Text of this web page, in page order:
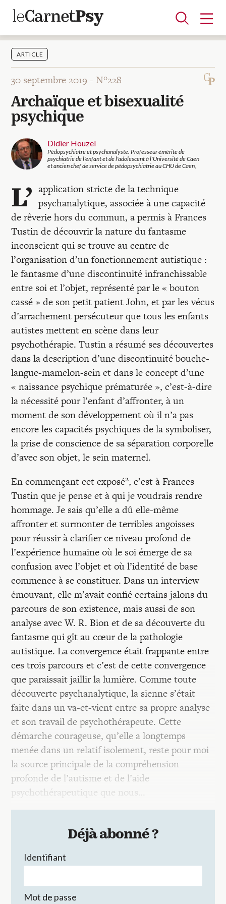
Articles
A la une
Adolescence
Dispositif
Enfance
Périnatalité
Psychanalyse
Psychopathologie
Soin
Dossiers
Auteurs
Blocs-notes
Recherches
Entretiens
Revues
Colloque
Mon panier
Mon compte
ARTICLE
30 septembre 2019 -N°228
Archaïque et bisexualité
psychique
Didier Houzel
Pédopsychiatre et psychanalyste. Professeur émérite de
psychiatrie de l'enfant et de l'adolescent à l'Université de Caen
et ancien chef de service de pédopsychiatrie au CHU de Caen,
L’ application stricte de la technique
psychanalytique, associée à une capacité
de rêverie hors du commun, a permis à Frances
Tustin de découvrir la nature du fantasme
inconscient qui se trouve au centre de
l’organisation d’un fonctionnement autistique :
le fantasme d’une discontinuité infranchissable
entre soi et l’objet, représenté par le « bouton
cassé » de son petit patient John, et par les vécus
d’arrachement persécuteur que tous les enfants
autistes mettent en scène dans leur
psychothérapie. Tustin a résumé ses découvertes
dans la description d’une discontinuité bouche-
langue-mamelon-sein et dans le concept d’une
« naissance psychique prématurée », c’est-à-dire
la nécessité pour l’enfant d’affronter, à un
moment de son développement où il n’a pas
encore les capacités psychiques de la symboliser,
la prise de conscience de sa séparation corporelle
d’avec son objet, le sein maternel.
En commençant cet exposé2, c’est à Frances
Tustin que je pense et à qui je voudrais rendre
hommage. Je sais qu’elle a dû elle-même
affronter et surmonter de terribles angoisses
pour réussir à clarifier ce niveau profond de
l’expérience humaine où le soi émerge de sa
confusion avec l’objet et où l’identité de base
commence à se constituer. Dans un interview
émouvant, elle m’avait confié certains jalons du
parcours de son existence, mais aussi de son
analyse avec W. R. Bion et de sa découverte du
fantasme qui gît au cœur de la pathologie
autistique. La convergence était frappante entre
ces trois parcours et c’est de cette convergence
que paraissait jaillir la lumière. Comme toute
découverte psychanalytique, la sienne s’était
faite dans un va-et-vient entre sa propre analyse
et son travail de psychothérapeute. Cette
démarche courageuse, qu’elle a longtemps
menée dans un relatif isolement, reste pour moi
la source principale de la compréhension
profonde de l’autisme et de l’aide
psychothérapeutique que nous…
Déjà abonné ?
Identifiant
Mot de passe